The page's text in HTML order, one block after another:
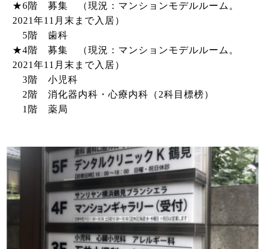
★6階 募集 （現況：マンションモデルルーム。
2021年11月末まで入居）
5階 歯科
★4階 募集 （現況：マンションモデルルーム。
2021年11月末まで入居）
3階 小児科
2階 消化器内科・心療内科（2科目標榜）
1階 薬局